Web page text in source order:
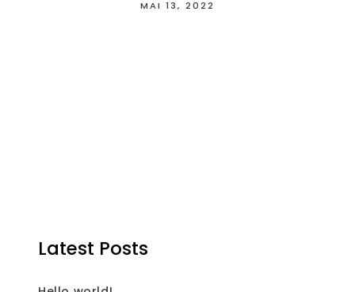
MAI 13, 2022
Latest Posts